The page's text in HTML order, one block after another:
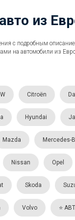
авто из
с подробным
на автомобили из
Citroën
Hyundai
Mazda Mercedes-
Nissan Opel
Skoda
Volvo ⭐️